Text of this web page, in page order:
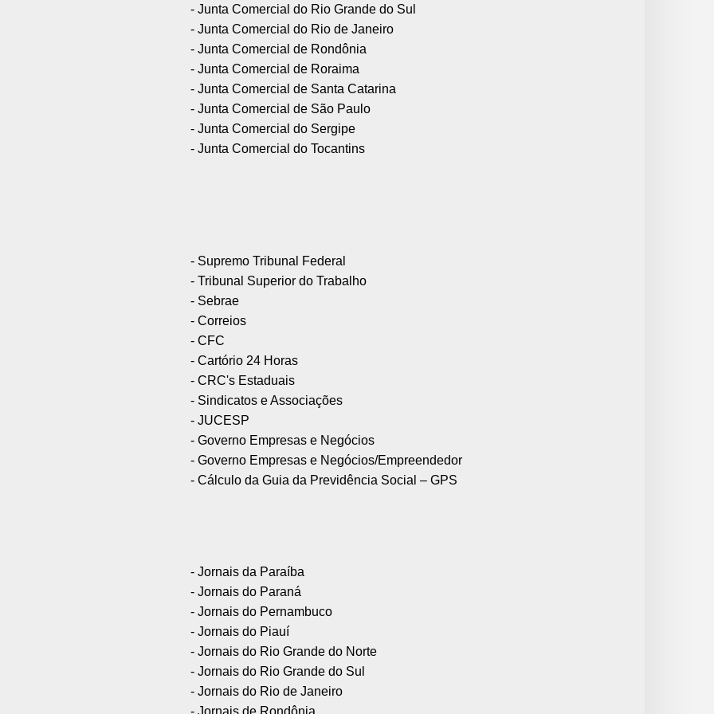
- Junta Comercial do Rio Grande do Sul
- Junta Comercial do Rio de Janeiro
- Junta Comercial de Rondônia
- Junta Comercial de Roraima
- Junta Comercial de Santa Catarina
- Junta Comercial de São Paulo
- Junta Comercial do Sergipe
- Junta Comercial do Tocantins
- Supremo Tribunal Federal
- Tribunal Superior do Trabalho
- Sebrae
- Correios
- CFC
- Cartório 24 Horas
- CRC's Estaduais
- Sindicatos e Associações
- JUCESP
- Governo Empresas e Negócios
- Governo Empresas e Negócios/Empreendedor
- Cálculo da Guia da Previdência Social – GPS
- Jornais da Paraíba
- Jornais do Paraná
- Jornais do Pernambuco
- Jornais do Piauí
- Jornais do Rio Grande do Norte
- Jornais do Rio Grande do Sul
- Jornais do Rio de Janeiro